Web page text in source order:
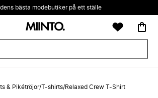
bästa modebutiker på ett ställe
& Pikétröjor/T-shirts/Relaxed Crew T-Shirt